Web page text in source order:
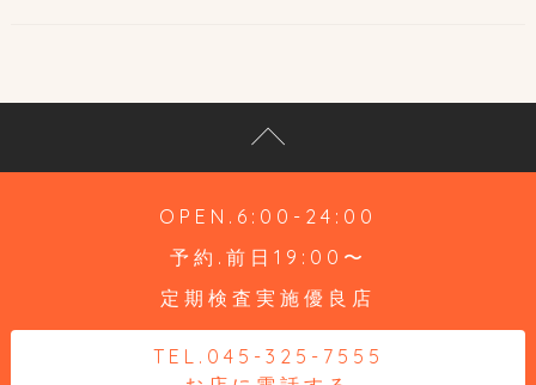
OPEN.6:00-24:00
予約.前日19:00〜
定期検査実施優良店
TEL.045-325-7555